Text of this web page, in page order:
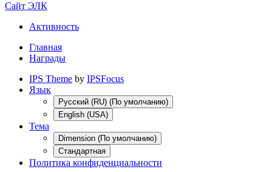
Сайт ЭЛК
Активность
Главная
Награды
IPS Theme by IPSFocus
Язык
Русский (RU) (По умолчанию)
English (USA)
Тема
Dimension (По умолчанию)
Стандартная
Политика конфиденциальности